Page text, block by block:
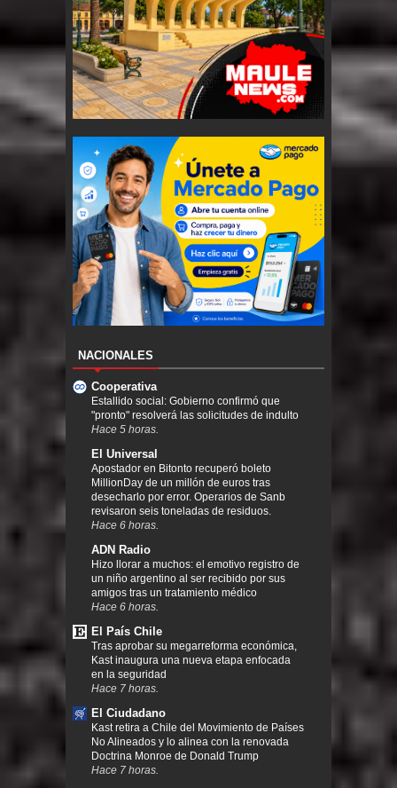
NACIONALES
Cooperativa
Estallido social: Gobierno confirmó que
"pronto" resolverá las solicitudes de indulto
Hace 5 horas.
El Universal
Apostador en Bitonto recuperó boleto
MillionDay de un millón de euros tras
desecharlo por error. Operarios de Sanb
revisaron seis toneladas de residuos.
Hace 6 horas.
ADN Radio
Hizo llorar a muchos: el emotivo registro de
un niño argentino al ser recibido por sus
amigos tras un tratamiento médico
Hace 6 horas.
El País Chile
Tras aprobar su megarreforma económica,
Kast inaugura una nueva etapa enfocada
en la seguridad
Hace 7 horas.
El Ciudadano
Kast retira a Chile del Movimiento de Países
No Alineados y lo alinea con la renovada
Doctrina Monroe de Donald Trump
Hace 7 horas.